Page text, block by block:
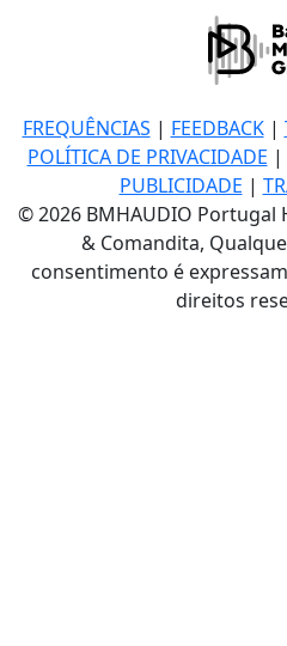
FREQUÊNCIAS | FEEDBACK|
POLÍTICA DE PRIVACIDADE |
PUBLICIDADE |
© 2026 BMHAUDIO Portugal
& Comandita,
consentimento é
direitos